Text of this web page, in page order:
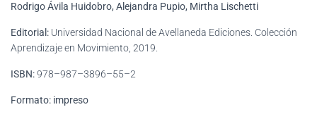
Rodrigo Ávila Huidobro, Alejandra Pupio, Mirtha Lischetti
Editorial: Universidad Nacional de Avellaneda Ediciones. Colección
Aprendizaje en Movimiento, 2019.
ISBN:978–987–3896–55–2
Formato: impreso